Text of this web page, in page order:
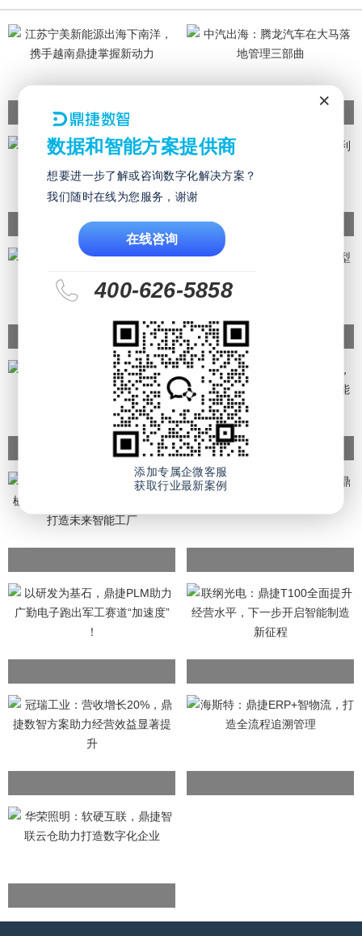
×
数据和智能方案提供商
想要进一步了解或咨询数字化解决方案？
我们随时在线为您服务，谢谢
在线咨询
400-626-5858
添加专属企微客服
获取行业最新案例